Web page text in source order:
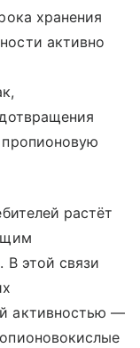
хранения
активно
пропионовую
растёт
В этой связи
активностью —